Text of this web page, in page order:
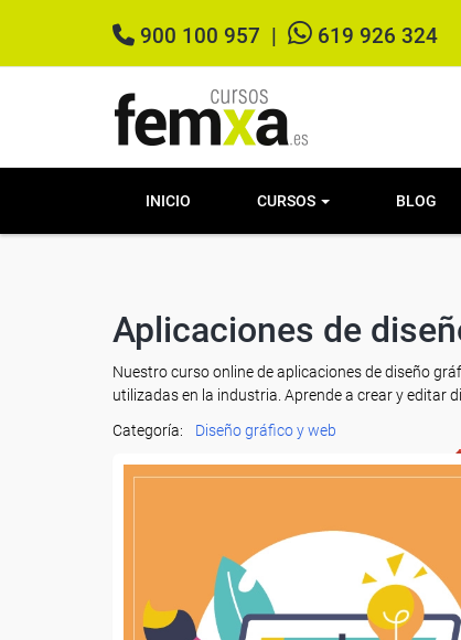
900 100 957 619 926 324
INICIO CURSOS BLOG
Aplicaciones de
Nuestro curso online de aplicaciones de diseño
utilizadas en la industria. Aprende a crear y editar
Categoría:
Diseño gráfico y web